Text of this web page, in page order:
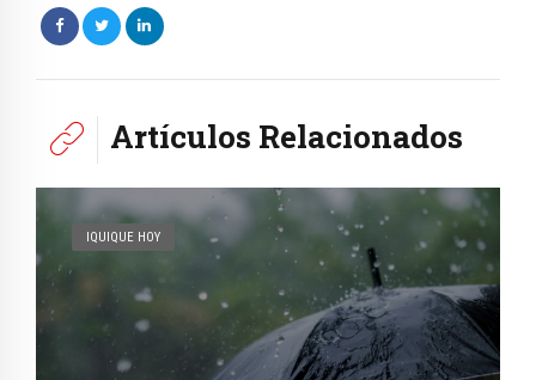
Artículos Relacionados
IQUIQUE HOY